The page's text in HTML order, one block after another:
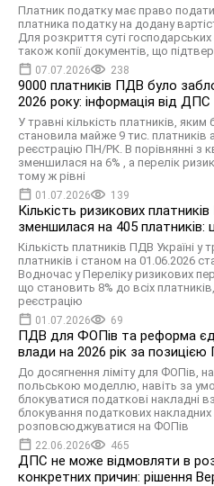
Платник податку має право
платника податку на додану
Для розкриття суті
також копії документів, що
07.07.2026 238
9000 платників ПДВ було
2026 року: інформація від ДПС
У травні кількість платників,
становила майже 9 тис. платників
реєстрацію ПН/РК. В порівнянні з
зменшилася на 6% , а перелік
тому ж рівні
01.07.2026 139
Кількість ризикових
зменшилася на 405
Кількість платників ПДВ Україні
платників і станом на 01.06.2026
Водночас у Переліку ризикових
що становить 8% до всіх
реєстрацію
01.07.2026 69
ПДВ для ФОПів та реформа
влади на 2026 рік за
До досягнення ліміту для ФОПів,
польською моделлю, навіть за
блокуватися податкові накладні
блокування податкових
розповсюджуватися на ФОПів
22.06.2026 465
ДПС не може відмовляти в
конкретних причин: рішення